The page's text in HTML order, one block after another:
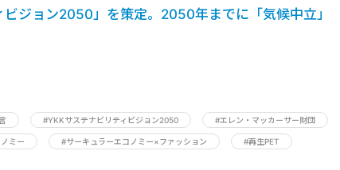
ジョン2050」を策定。2050年までに「気候中立」
#YKKサステナビリティビジョン2050 #エレン・マッカーサー財団
ミー #サーキュラーエコノミー×ファッション #再生PET